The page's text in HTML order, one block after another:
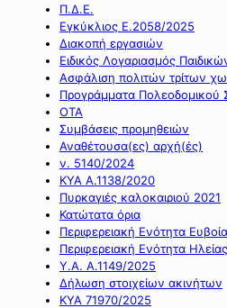
Π.Δ.Ε.
Εγκύκλιος Ε.2058/2025
Διακοπή εργασιών
Ειδικός Λογαριασμός
Ασφάλιση πολιτών τρίτων
Προγράμματα Πολεοδομικού
ΟΤΑ
Συμβάσεις προμηθειών
Αναθέτουσα(ες) αρχή(ές)
ν. 5140/2024
ΚΥΑ Α.1138/2020
Πυρκαγιές καλοκαιριού 2021
Κατώτατα όρια
Περιφερειακή Ενότητα
Περιφερειακή Ενότητα Ηλείας
Υ.Α. Α.1149/2025
Δήλωση στοιχείων ακινήτων
ΚΥΑ 71970/2025